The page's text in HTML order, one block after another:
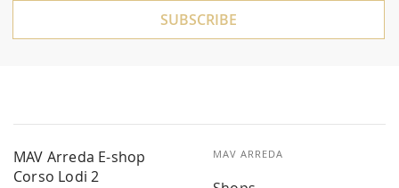
SUBSCRIBE
MAV Arreda E-shop
Corso Lodi 2
MAV ARREDA